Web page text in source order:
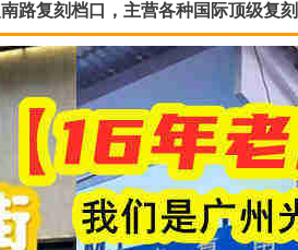
路复刻档口，主营各种国际顶级复